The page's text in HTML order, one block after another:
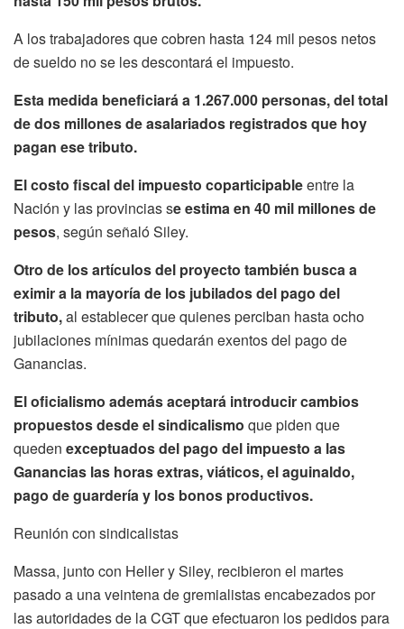
A los trabajadores que cobren hasta 124 mil pesos netos
de sueldo no se les descontará el impuesto.
Esta medida beneficiará a 1.267.000 personas, del total
de dos millones de asalariados registrados que hoy
pagan ese tributo.
El costo fiscal del impuesto coparticipableentre la
Nación y las provincias se estima en 40 mil millones de
pesos, según señaló Siley.
Otro de los artículos del proyecto también busca a
eximir a la mayoría de los jubilados del pago del
tributo,al establecer que quienes perciban hasta ocho
jubilaciones mínimas quedarán exentos del pago de
Ganancias.
El oficialismo además aceptará introducir cambios
propuestos desde el sindicalismo que piden que
queden exceptuados del pago del impuesto a las
Ganancias las horas extras, viáticos, el aguinaldo,
pago de guardería y los bonos productivos.
Reunión con sindicalistas
Massa, junto con Heller y Siley, recibieron el martes
pasado a una veintena de gremialistas encabezados por
las autoridades de la CGT que efectuaron los pedidos para